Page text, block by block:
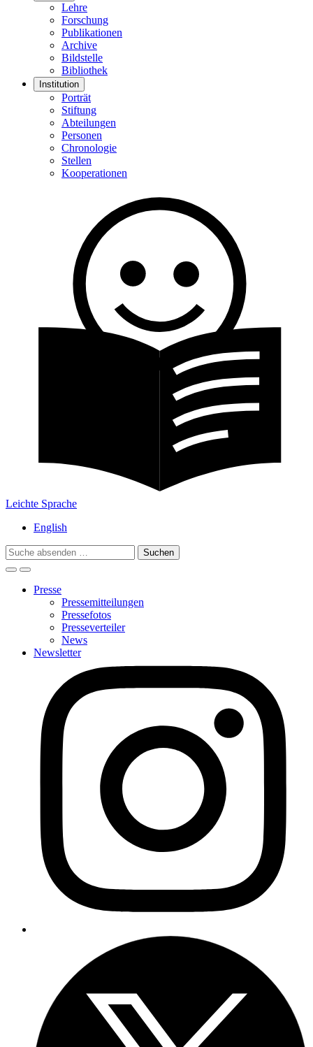
Lehre
Forschung
Publikationen
Archive
Bildstelle
Bibliothek
Institution
Porträt
Stiftung
Abteilungen
Personen
Chronologie
Stellen
Kooperationen
Leichte Sprache
English
Search
for:
Presse
Pressemitteilungen
Pressefotos
Presseverteiler
News
Newsletter